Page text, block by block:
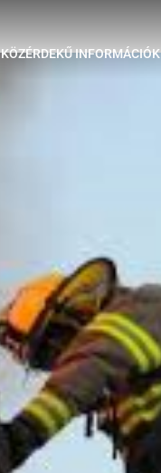
KÖZÉRDEKŰ INFORMÁCIÓK